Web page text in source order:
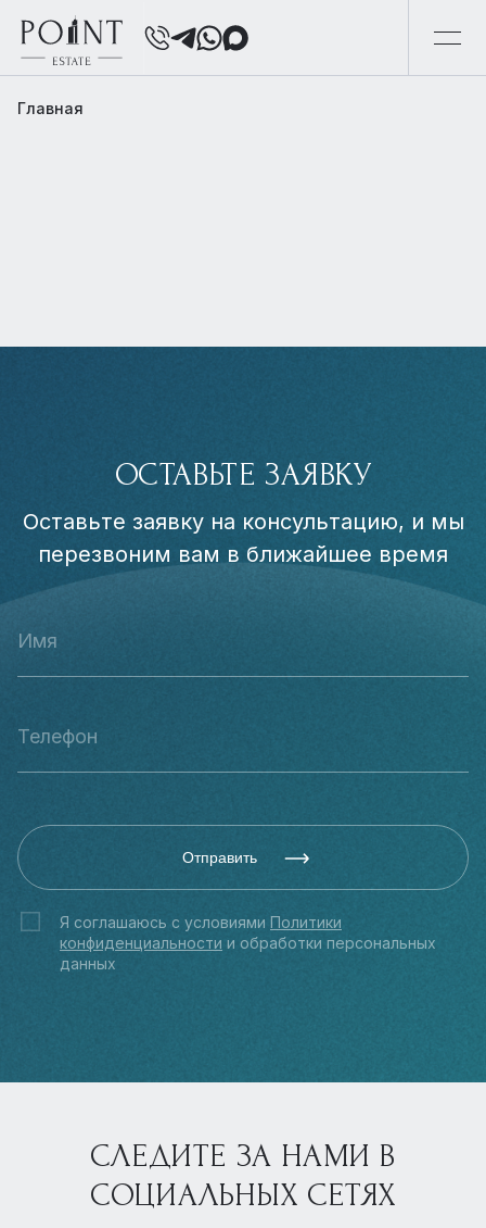
Главная
ОСТАВЬТЕ ЗАЯВКУ
Оставьте заявку на консультацию, и мы
перезвоним вам в ближайшее время
Отправить
Я соглашаюсь с условиями Политики
конфиденциальности и обработки персональных
данных
СЛЕДИТЕ ЗА НАМИ В
СОЦИАЛЬНЫХ СЕТЯХ